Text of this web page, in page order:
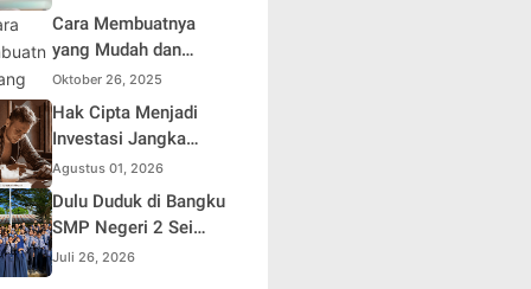
Muslim Indonesia
Cara Membuatnya
yang Mudah dan
Efisien untuk Pemula
Oktober 26, 2025
Hak Cipta Menjadi
Investasi Jangka
Panjang bagi Penulis
Buku
Agustus 01, 2026
Dulu Duduk di Bangku
SMP Negeri 2 Sei
Rampah, Kini Penulis
Juli 26, 2026